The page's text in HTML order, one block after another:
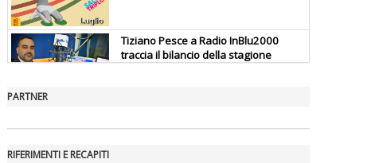
Tiziano Pesce a Radio InBlu2000
traccia il bilancio della stagione
PARTNER
RIFERIMENTI E RECAPITI